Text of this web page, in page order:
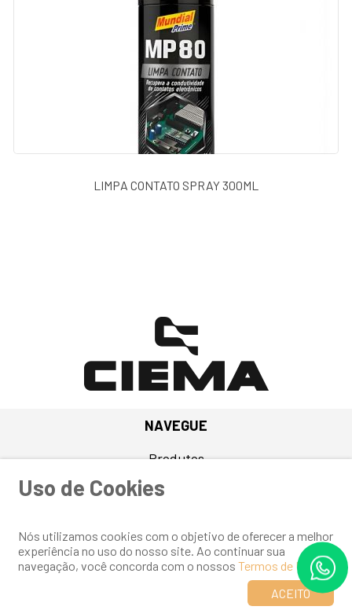
LIMPA CONTATO SPRAY 300ML
NAVEGUE
Produtos
Quem Somos
Contato
Uso de Cookies
Nós utilizamos cookies com o objetivo de oferecer a melhor
experiência no uso do nosso site. Ao continuar sua
navegação, você concorda com o nossos Termos de Uso.
ACEITO